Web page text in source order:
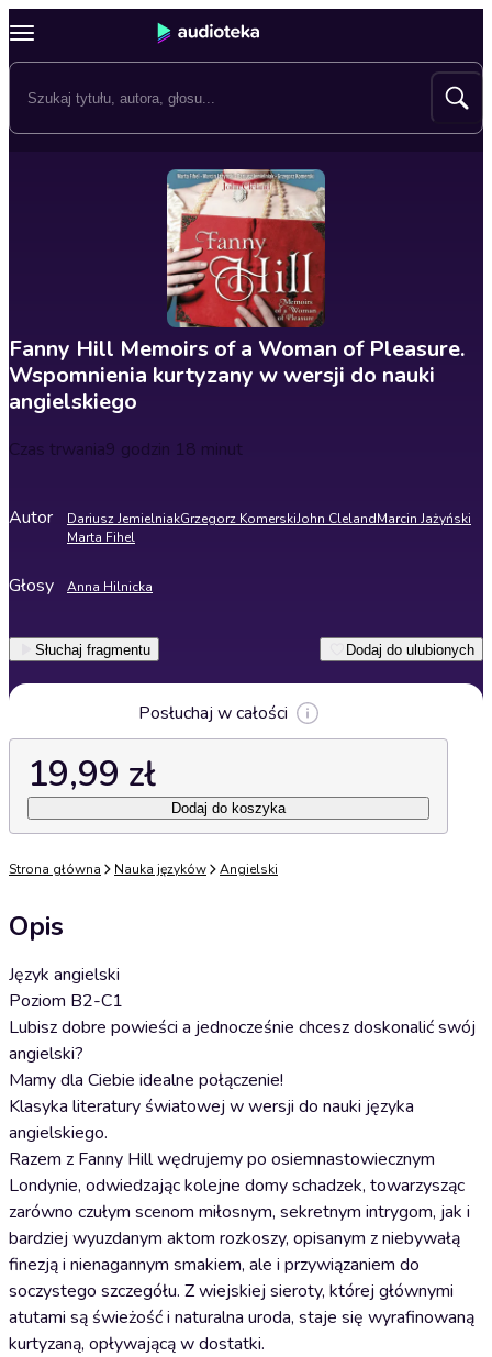
Fanny Hill Memoirs of a Woman of Pleasure.
Wspomnienia kurtyzany w wersji do nauki
angielskiego
Czas trwania9 godzin 18 minut
Autor Dariusz JemielniakGrzegorz KomerskiJohn ClelandMarcin Jażyński
Marta Fihel
Głosy Anna Hilnicka
Słuchaj fragmentu Dodaj do ulubionych
Posłuchaj w całości
19,99 zł
Dodaj do koszyka
Strona główna Nauka języków Angielski
Opis
Język angielski
Poziom B2-C1
Lubisz dobre powieści a jednocześnie chcesz doskonalić swój
angielski?
Mamy dla Ciebie idealne połączenie!
Klasyka literatury światowej w wersji do nauki języka
angielskiego.
Razem z Fanny Hill wędrujemy po osiemnastowiecznym
Londynie, odwiedzając kolejne domy schadzek, towarzysząc
zarówno czułym scenom miłosnym, sekretnym intrygom, jak i
bardziej wyuzdanym aktom rozkoszy, opisanym z niebywałą
finezją i nienagannym smakiem, ale i przywiązaniem do
soczystego szczegółu. Z wiejskiej sieroty, której głównymi
atutami są świeżość i naturalna uroda, staje się wyrafinowaną
kurtyzaną, opływającą w dostatki.